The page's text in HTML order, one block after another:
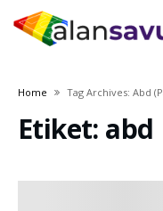
Home Tag Archives: Abd
Etiket: abd